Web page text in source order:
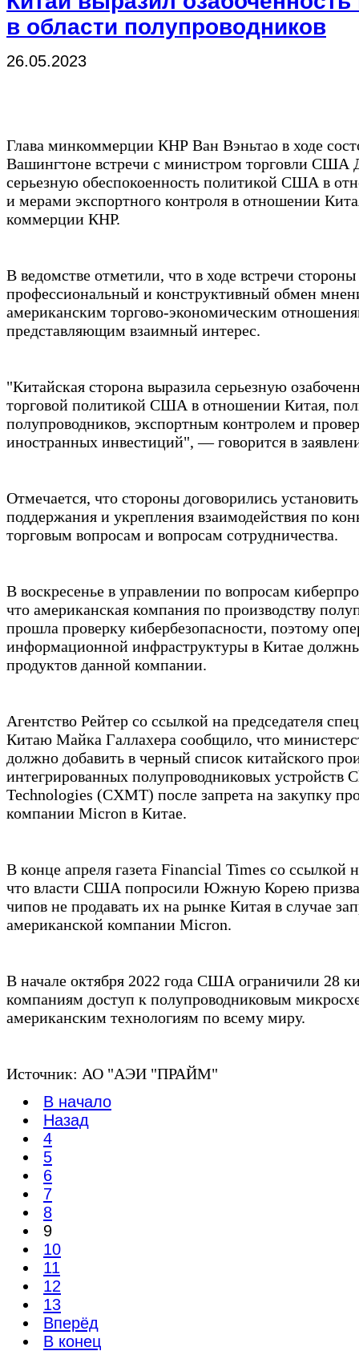
в области полупроводников
26.05.2023
Глава минкоммерции КНР Ван Вэньтао в ходе
Вашингтоне встречи с министром торговли США
серьезную обеспокоенность политикой США в
и мерами экспортного контроля в отношении
коммерции КНР.
В ведомстве отметили, что в ходе встречи
профессиональный и конструктивный обмен
американским торгово-экономическим
представляющим взаимный интерес.
"Китайская сторона выразила серьезную
торговой политикой США в отношении Китая,
полупроводников, экспортным контролем и
иностранных инвестиций", — говорится в
Отмечается, что стороны договорились
поддержания и укрепления взаимодействия по
торговым вопросам и вопросам сотрудничества.
В воскресенье в управлении по вопросам
что американская компания по производству
прошла проверку кибербезопасности, поэтому
информационной инфраструктуры в Китае
продуктов данной компании.
Агентство Рейтер со ссылкой на председателя
Китаю Майка Галлахера сообщило, что
должно добавить в черный список китайского
интегрированных полупроводниковых устройств
Technologies (CXMT) после запрета на закупку
компании Micron в Китае.
В конце апреля газета Financial Times со ссылкой
что власти США попросили Южную Корею
чипов не продавать их на рынке Китая в случае
американской компании Micron.
В начале октября 2022 года США ограничили 28
компаниям доступ к полупроводниковым
американским технологиям по всему миру.
Источник: АО "АЭИ "ПРАЙМ"
В начало
Назад
4
5
6
7
8
9
10
11
12
13
Вперёд
В конец